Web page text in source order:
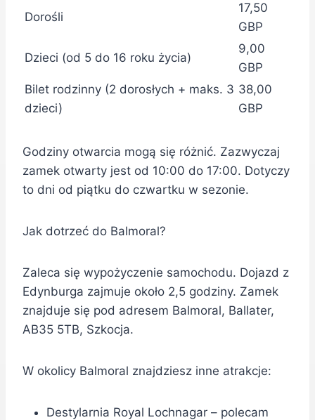
Dorośli
17,50
GBP
Dzieci (od 5 do 16 roku życia)
9,00
GBP
Bilet rodzinny (2 dorosłych + maks. 3
dzieci)
38,00
GBP
Godziny otwarcia mogą się różnić. Zazwyczaj
zamek otwarty jest od 10:00 do 17:00. Dotyczy
to dni od piątku do czwartku w sezonie.
Jak dotrzeć do Balmoral?
Zaleca się wypożyczenie samochodu. Dojazd z
Edynburga zajmuje około 2,5 godziny. Zamek
znajduje się pod adresem Balmoral, Ballater,
AB35 5TB, Szkocja.
W okolicy Balmoral znajdziesz inne atrakcje:
Destylarnia Royal Lochnagar – polecam